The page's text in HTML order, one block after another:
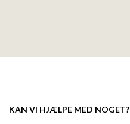
KAN VI HJÆLPE MED NOGET?